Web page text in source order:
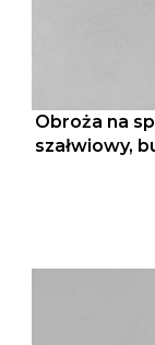
Obroża na
szałwiowy,